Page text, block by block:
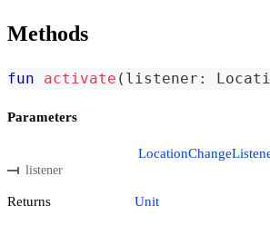
Methods
fun activate ( listener :
Parameters
listener
Returns Unit